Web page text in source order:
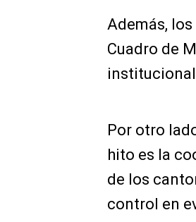
Además,
Cuadro de
Por otro
hito es la
de los
control en